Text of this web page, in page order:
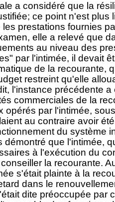
a considéré que la
ce point n'est plus
les prestations fournies
elle a relevé que
au niveau des
par l'intimée, il devait
de la recourante,
restreint qu'elle
l'instance précédente
commerciales de la
opérés par l'intimée,
au contraire avoir
du système
démontré que l'intimée,
à l'exécution du
la recourante.
s'était plainte à la
dans le
dite préoccupée par